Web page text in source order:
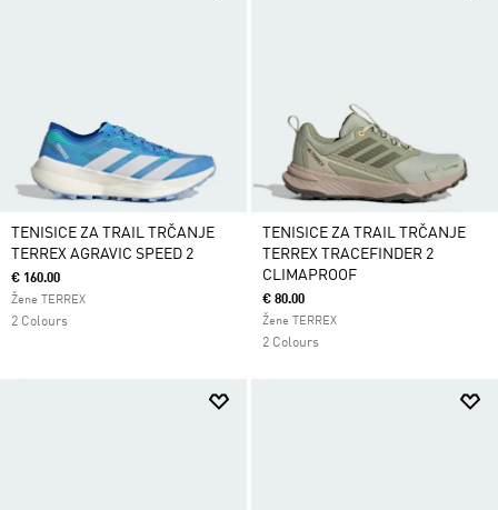
TENISICE ZA TRAIL TRČANJE
TERREX AGRAVIC SPEED 2
€ 160.00
Žene TERREX
2 Colours
TENISICE ZA TRAIL TRČANJE
TERREX TRACEFINDER 2
CLIMAPROOF
€ 80.00
Žene TERREX
2 Colours